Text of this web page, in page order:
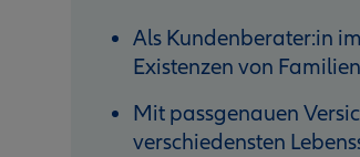
Als Kundenberater:in
Existenzen von
Mit passgenauen
verschiedensten